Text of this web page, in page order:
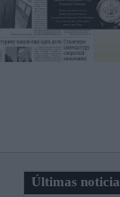
Últimas